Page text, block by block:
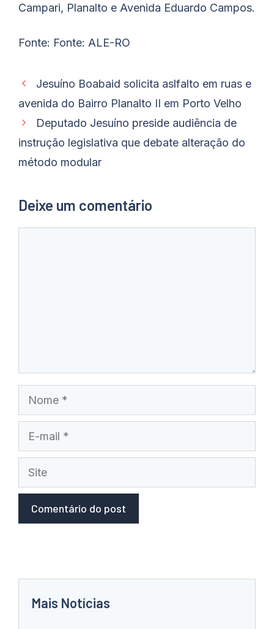
Campari, Planalto e Avenida Eduardo Campos.
Fonte: Fonte: ALE-RO
Jesuíno Boabaid solicita aslfalto em ruas e
avenida do Bairro Planalto II em Porto Velho
Deputado Jesuíno preside audiência de
instrução legislativa que debate alteração do
método modular
Deixe um comentário
Nome
mail
Site
Mais Notícias